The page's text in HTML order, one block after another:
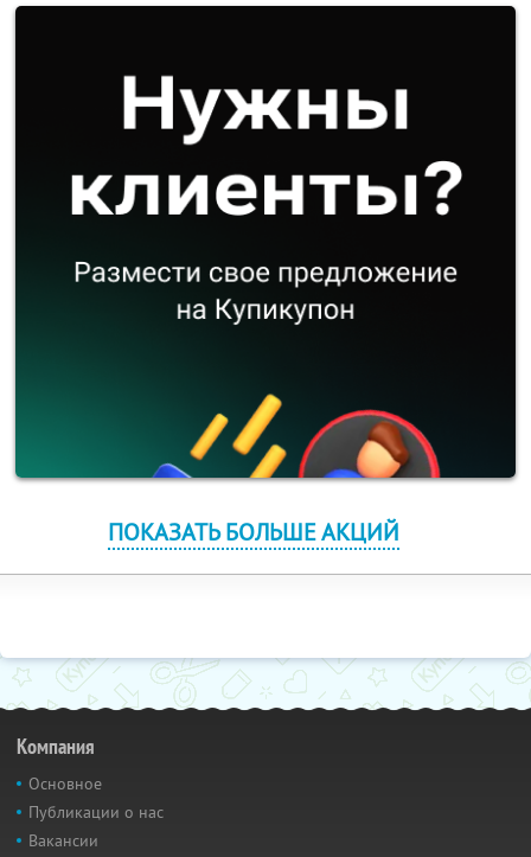
ПОКАЗАТЬ БОЛЬШЕ АКЦИЙ
Компания
Основное
Публикации о нас
Вакансии